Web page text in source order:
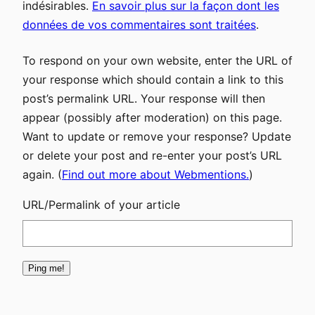
indésirables. En savoir plus sur la façon dont les
données de vos commentaires sont traitées.
To respond on your own website, enter the URL of
your response which should contain a link to this
post’s permalink URL. Your response will then
appear (possibly after moderation) on this page.
Want to update or remove your response? Update
or delete your post and re-enter your post’s URL
again. (Find out more about Webmentions.)
URL/Permalink of your article